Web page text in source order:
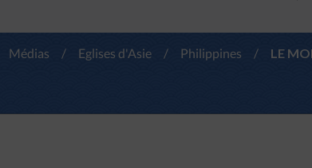
Médias / Eglises d'Asie / Philippines / LE